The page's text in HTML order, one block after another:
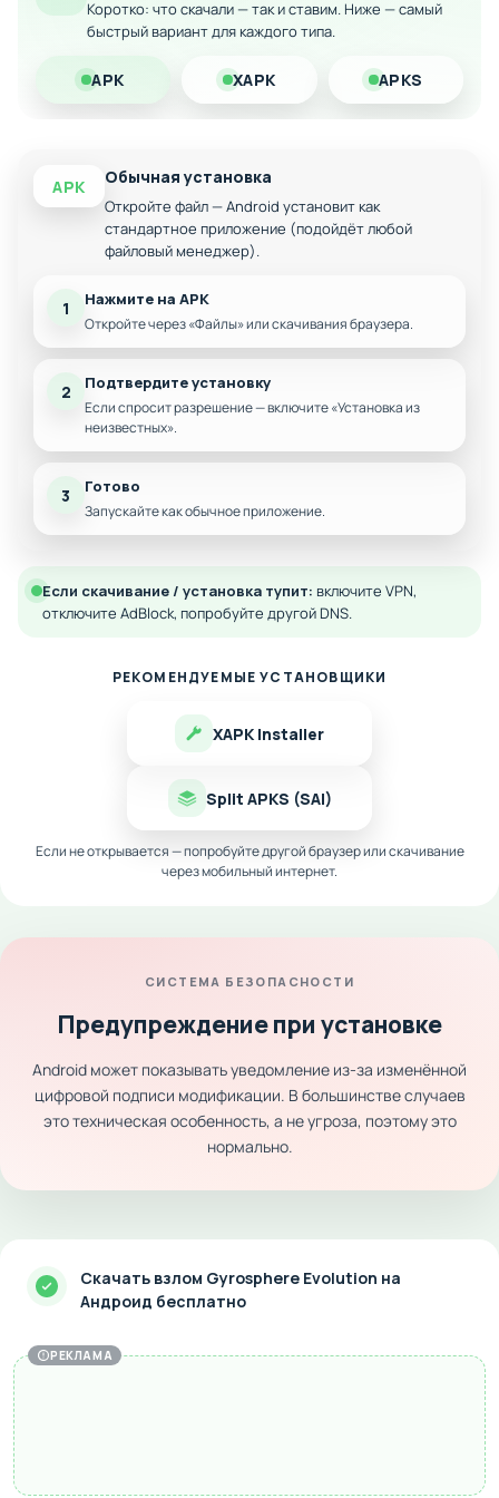
разблокировки
Различные типы препятствий и механик
Оптимизированная версия для мобильных
устройств
Коротко: что скачали — так и ставим. Ниже — самый
быстрый вариант для каждого типа.
APK XAPK APKS
APK Обычная установка
Откройте файл — Android установит как
стандартное приложение (подойдёт любой
файловый менеджер).
1 Нажмите на APK
Откройте через «Файлы» или скачивания браузера.
2 Подтвердите установку
Если спросит разрешение — включите «Установка из
неизвестных».
3 Готово
Запускайте как обычное приложение.
Если скачивание / установка тупит: включите VPN,
отключите AdBlock, попробуйте другой DNS.
РЕКОМЕНДУЕМЫЕ УСТАНОВЩИКИ
XAPK Installer
Split APKS (SAI)
Если не открывается — попробуйте другой браузер или скачивание
через мобильный интернет.
СИСТЕМА БЕЗОПАСНОСТИ
Предупреждение при установке
Android может показывать уведомление из-за изменённой
цифровой подписи модификации. В большинстве случаев
это техническая особенность, а не угроза, поэтому это
нормально.
Скачать взлом Gyrosphere Evolution на
Андроид бесплатно
РЕКЛАМА